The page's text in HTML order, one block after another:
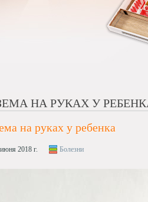
НА РУКАХ У
на руках у ребенка
2018 г. Болезни